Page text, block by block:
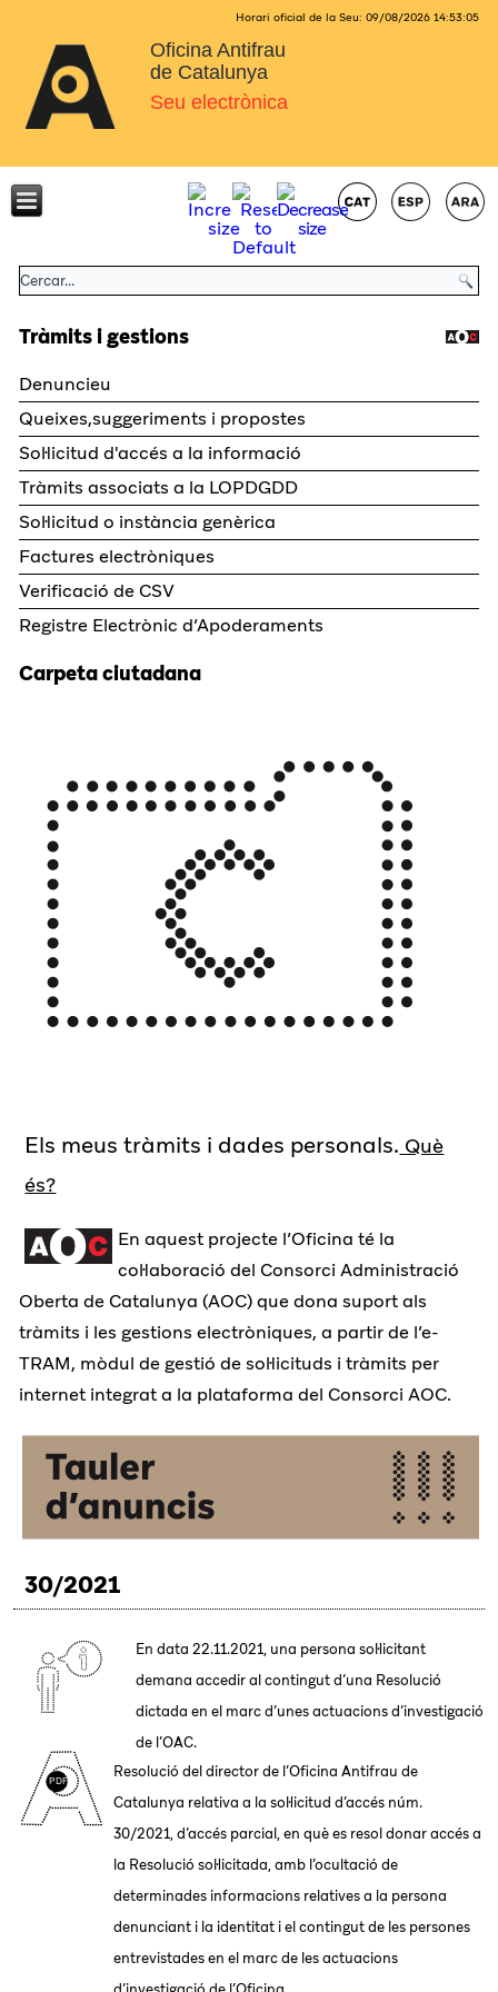
Horari oficial de la Seu: 09/08/2026 14:53:05
Oficina Antifrau
de Catalunya
Seu electrònica
Tràmits i gestions
Denuncieu
Queixes,suggeriments i propostes
Sol·licitud d'accés a la informació
Tràmits associats a la LOPDGDD
Sol·licitud o instància genèrica
Factures electròniques
Verificació de CSV
Registre Electrònic d’Apoderaments
Carpeta ciutadana
Els meus tràmits i dades personals. Què
és?
En aquest projecte l’Oficina té la
col·laboració del Consorci Administració
Oberta de Catalunya (AOC) que dona suport als
tràmits i les gestions electròniques, a partir de l’e-
TRAM, mòdul de gestió de sol·licituds i tràmits per
internet integrat a la plataforma del Consorci AOC.
30/2021
En data 22.11.2021, una persona sol·licitant
demana accedir al contingut d’una Resolució
dictada en el marc d’unes actuacions d’investigació
de l’OAC.
Resolució del director de l’Oficina Antifrau de
Catalunya relativa a la sol·licitud d’accés núm.
30/2021, d’accés parcial, en què es resol donar accés a
la Resolució sol·licitada, amb l’ocultació de
determinades informacions relatives a la persona
denunciant i la identitat i el contingut de les persones
entrevistades en el marc de les actuacions